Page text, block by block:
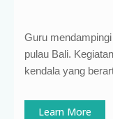
Guru
pulau Bali.
kendala yang
Learn More